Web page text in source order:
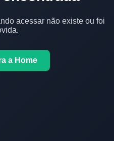
acessar não existe ou foi
a Home